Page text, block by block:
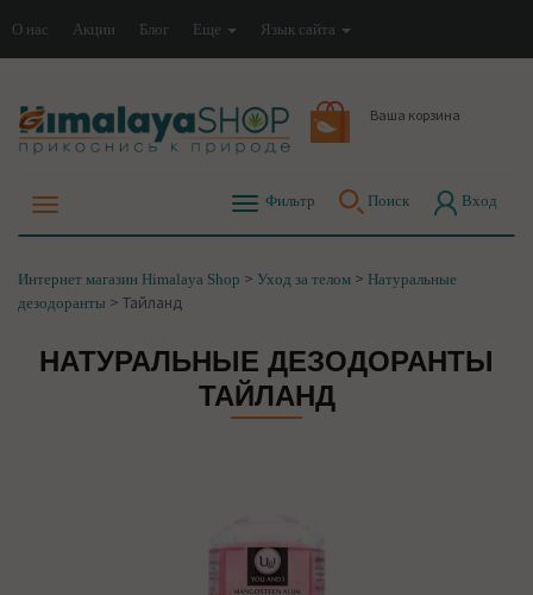
О нас Акции Блог Еще Язык сайта
Ваша корзина
Фильтр Поиск Вход
Интернет магазин Himalaya Shop > Уход за телом > Натуральные
дезодоранты > Тайланд
НАТУРАЛЬНЫЕ ДЕЗОДОРАНТЫ
ТАЙЛАНД